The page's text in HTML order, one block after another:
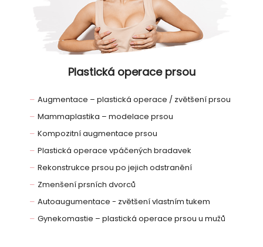
Plastická operace prsou
Augmentace – plastická operace / zvětšení prsou
Mammaplastika – modelace prsou
Kompozitní augmentace prsou
Plastická operace vpáčených bradavek
Rekonstrukce prsou po jejich odstranění
Zmenšení prsních dvorců
Autoaugumentace - zvětšení vlastním tukem
Gynekomastie – plastická operace prsou u mužů